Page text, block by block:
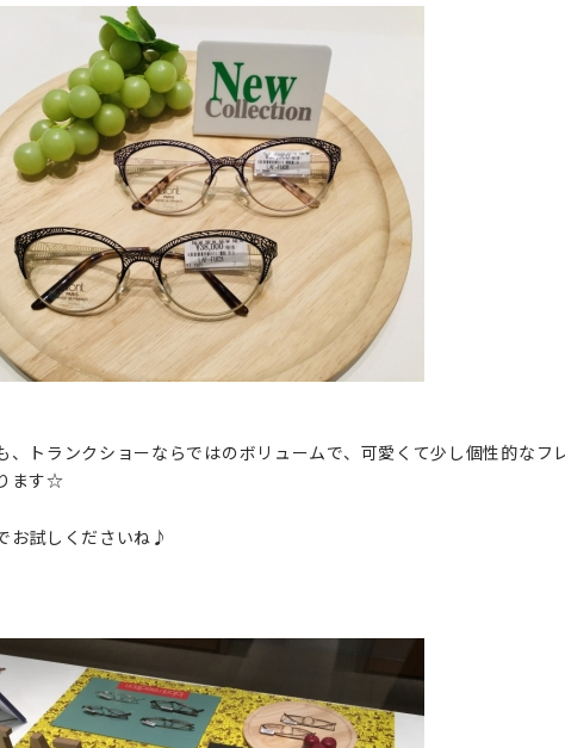
、トランクショーならではのボリュームで、可愛くて少し個性的なフ
ます☆
お試しくださいね♪